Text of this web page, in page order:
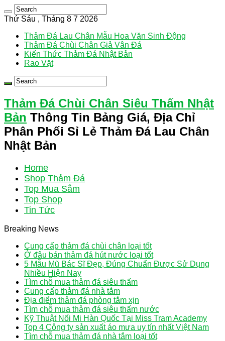
Thứ Sáu , Tháng 8 7 2026
Thảm Đá Lau Chân Mẫu Hoa Văn Sinh Động
Thảm Đá Chùi Chân Giả Vân Đá
Kiến Thức Thảm Đá Nhật Bản
Rao Vặt
Thảm Đá Chùi Chân Siêu Thấm Nhật
Bản Thông Tin Bảng Giá, Địa Chỉ
Phân Phối Sỉ Lẻ Thảm Đá Lau Chân
Nhật Bản
Home
Shop Thảm Đá
Top Mua Sắm
Top Shop
Tin Tức
Breaking News
Cung cấp thảm đá chùi chân loại tốt
Ở đâu bán thảm đá hút nước loại tốt
5 Mẫu Mũ Bác Sĩ Đẹp, Đúng Chuẩn Được Sử Dụng
Nhiều Hiện Nay
Tìm chỗ mua thảm đá siêu thấm
Cung cấp thảm đá nhà tắm
Địa điểm thảm đá phòng tắm xịn
Tìm chỗ mua thảm đá siêu thấm nước
Kỹ Thuật Nối Mi Hàn Quốc Tại Miss Tram Academy
Top 4 Công ty sản xuất áo mưa uy tín nhất Việt Nam
Tìm chỗ mua thảm đá nhà tắm loại tốt